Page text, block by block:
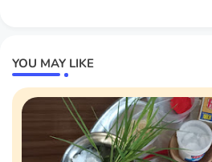
YOU MAY LIKE